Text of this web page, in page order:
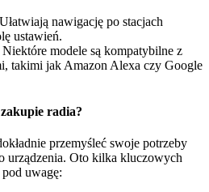
nawigację po stacjach
ustawień.
Niektóre modele są kompatybilne z
takimi jak Amazon Alexa czy Google
radia?
przemyśleć swoje potrzeby
urządzenia. Oto kilka kluczowych
uwagę: